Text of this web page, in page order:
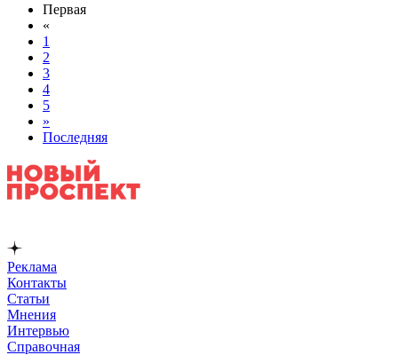
Первая
«
1
2
3
4
5
»
Последняя
Реклама
Контакты
Статьи
Мнения
Интервью
Справочная